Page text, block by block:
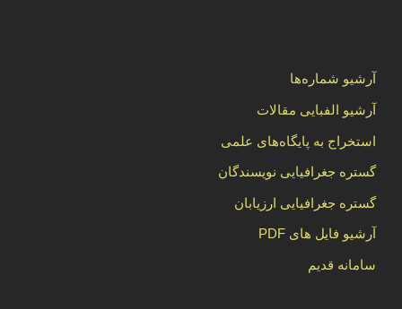
آرشیو شماره‌ها
آرشیو الفبایی مقالات
استخراج به پایگاه‌های علمی
گستره جغرافیایی نویسندگان
گستره جغرافیایی ارزیابان
آرشیو فایل های PDF
سامانه قدیم